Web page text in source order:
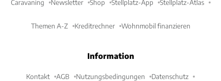
Caravaning Newsletter Shop Stellplatz-App Stellplatz-Atlas
Themen A-Z Kreditrechner Wohnmobil finanzieren
Information
Kontakt AGB Nutzungsbedingungen Datenschutz